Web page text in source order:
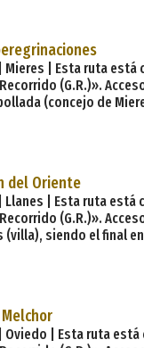
Mieres | Esta ruta está
(G.R.)».
(concejo de
de Oviedo)
Mieres y Ov
del Oriente
Llanes | Esta ruta está
(G.R.)».
(villa), siendo el final
de Onís) Distancia:
Mestas
Melchor
Oviedo | Esta ruta está